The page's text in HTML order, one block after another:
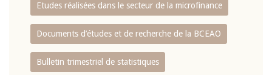
Etudes réalisées dans le secteur de la microfinance
Documents d’études et de recherche de la BCEAO
Bulletin trimestriel de statistiques